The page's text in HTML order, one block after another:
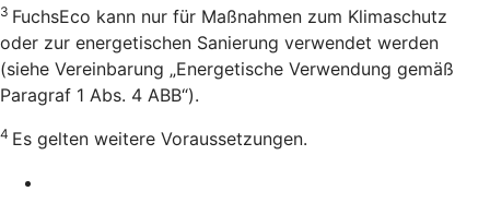
3 FuchsEco kann nur für Maßnahmen zum Klimaschutz
oder zur energetischen Sanierung verwendet werden
(siehe Vereinbarung „Energetische Verwendung gemäß
Paragraf 1 Abs. 4 ABB“).
4 Es gelten weitere Voraussetzungen.